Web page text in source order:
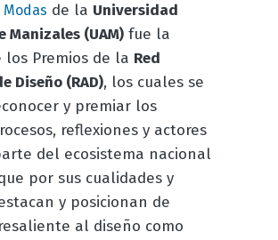
Modas de la Universidad
Manizales (UAM)fue la
los Premios de la Red
Diseño (RAD), los cuales se
y premiar los
reflexiones y actores
del ecosistema nacional
por sus cualidades y
y posicionan de
al diseño como